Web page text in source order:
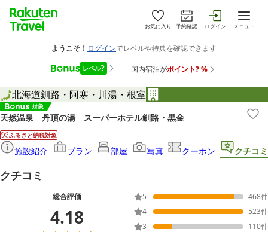
お気に入り 予約確認 ログイン メニュー
北海道釧路・阿寒・川湯・根室
天然温泉 丹頂の湯 スーパーホテル釧路・黒金
ふるさと納税対象
施設紹介 プラン 部屋 写真 クーポン クチコミ
クチコミ
総合評価
4.18
5 468件
4
523件
3
110件